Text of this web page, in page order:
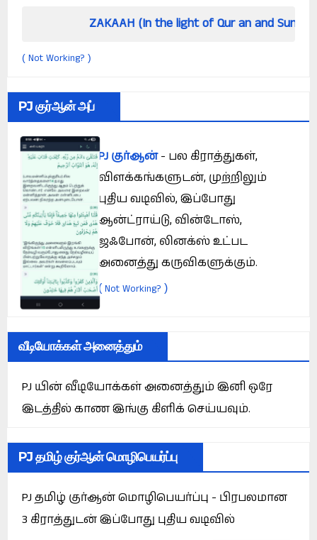
ZAKAAH (In the light of Qur an and Sunnah)
( Not Working? )
PJ குர்ஆன் அப்
PJ குர்ஆன்- பல கிராத்துகள்,
விளக்கங்களுடன், முற்றிலும்
புதிய வடிவில், இப்போது
ஆன்ட்ராய்டு, வின்டோஸ்,
ஜஃபோன், லினக்ஸ் உட்பட
அனைத்து கருவிகளுக்கும்.
(Not Working? )
வீடியோக்கள் அனைத்தும்
PJ யின் வீடியோக்கள் அனைத்தும் இனி ஒரே
இடத்தில் காண இங்கு கிளிக் செய்யவும்.
PJ தமிழ் குர்ஆன் மொழிபெயர்ப்பு
PJ தமிழ் குர்ஆன் மொழிபெயர்ப்பு - பிரபலமான
3 கிராத்துடன் இப்போது புதிய வடிவில்